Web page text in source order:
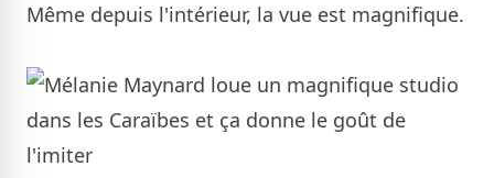
Même depuis l'intérieur, la vue est magnifique.